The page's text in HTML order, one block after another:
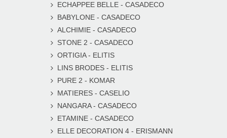
ECHAPPEE BELLE - CASADECO
BABYLONE - CASADECO
ALCHIMIE - CASADECO
STONE 2 - CASADECO
ORTIGIA - ELITIS
LINS BRODES - ELITIS
PURE 2 - KOMAR
MATIERES - CASELIO
NANGARA - CASADECO
ETAMINE - CASADECO
ELLE DECORATION 4 - ERISMANN